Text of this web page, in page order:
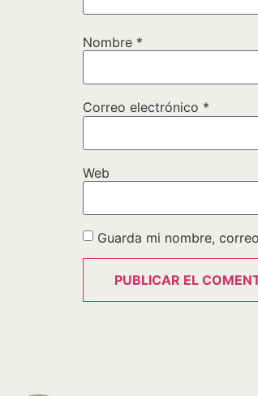
Nombre *
Correo electrónico *
Web
Guarda mi nombre,